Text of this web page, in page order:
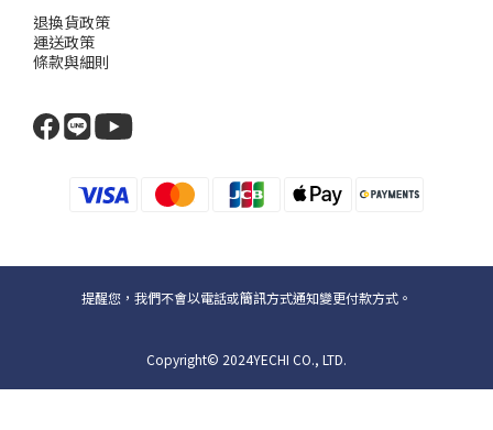
退換貨政策
運送政策
條款與細則
提醒您，我們不會以電話或簡訊方式通知變更付款方式。
Copyright© 2024YECHI CO., LTD.